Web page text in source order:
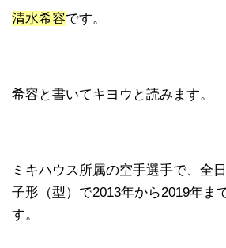
清水希容です。
希容と書いてキヨウと読みます。
ミキハウス所属の空手選手で、全
子形（型）で2013年から2019年ま
す。